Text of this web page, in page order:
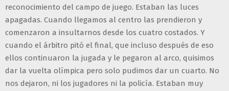
reconocimiento del campo de juego. Estaban las luces
apagadas. Cuando llegamos al centro las prendieron y
comenzaron a insultarnos desde los cuatro costados. Y
cuando el árbitro pitó el final, que incluso después de eso
ellos continuaron la jugada y le pegaron al arco, quisimos
dar la vuelta olímpica pero solo pudimos dar un cuarto. No
nos dejaron, ni los jugadores ni la policía. Estaban muy